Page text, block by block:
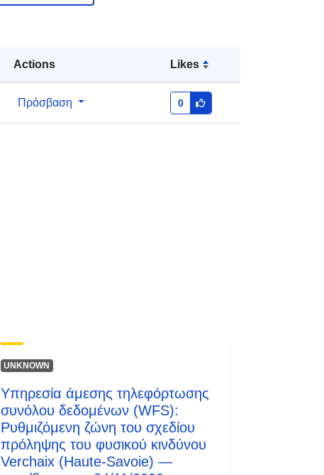
Actions Likes
Πρόσβαση 0
ide.developpement-
4eb5-b27b-c1ad0de0ec18
http://data.europa.eu/88u/dataset/fr-
120066022-srv-84043fd0-19c4-
4604-9eaf-19209f1d1eac
UNKNOWN
Υπηρεσία άμεσης τηλεφόρτωσης
συνόλου δεδομένων (WFS):
Ρυθμιζόμενη ζώνη του σχεδίου
πρόληψης του φυσικού κινδύνου
Verchaix (Haute-Savoie) —